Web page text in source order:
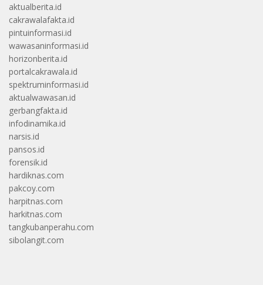
aktualberita.id
cakrawalafakta.id
pintuinformasi.id
wawasaninformasi.id
horizonberita.id
portalcakrawala.id
spektruminformasi.id
aktualwawasan.id
gerbangfakta.id
infodinamika.id
narsis.id
pansos.id
forensik.id
hardiknas.com
pakcoy.com
harpitnas.com
harkitnas.com
tangkubanperahu.com
sibolangit.com